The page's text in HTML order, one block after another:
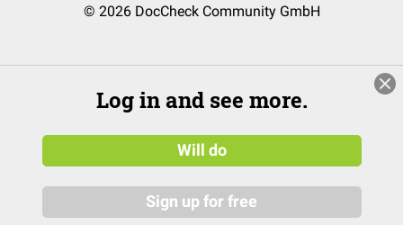
© 2026 DocCheck Community GmbH
Log in and see more.
Will do
Sign up for free